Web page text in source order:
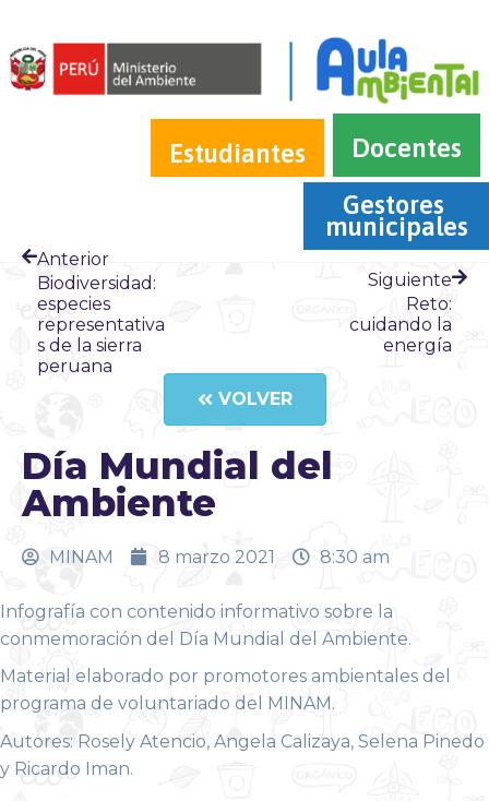
Estudiantes
Docentes
Gestores
municipales
Anterior
Biodiversidad:
especies
representativa
s de la sierra
peruana
Siguiente
Reto:
cuidando la
energía
VOLVER
Día Mundial del
Ambiente
MINAM 8 marzo 2021 8:30 am
Infografía con contenido informativo sobre la
conmemoración del Día Mundial del Ambiente.
Material elaborado por promotores ambientales del
programa de voluntariado del MINAM.
Autores: Rosely Atencio, Angela Calizaya, Selena Pinedo
y Ricardo Iman.